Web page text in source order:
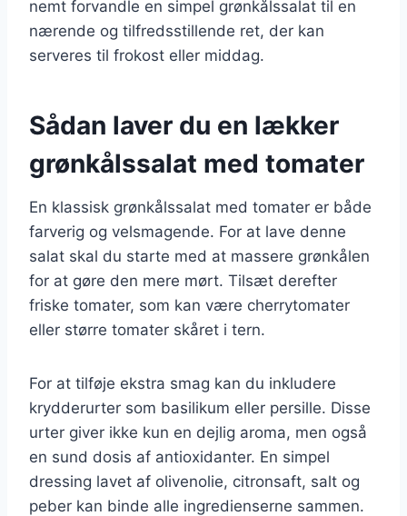
nemt forvandle en simpel grønkålssalat til en
nærende og tilfredsstillende ret, der kan
serveres til frokost eller middag.
Sådan laver du en lækker
grønkålssalat med tomater
En klassisk grønkålssalat med tomater er både
farverig og velsmagende. For at lave denne
salat skal du starte med at massere grønkålen
for at gøre den mere mørt. Tilsæt derefter
friske tomater, som kan være cherrytomater
eller større tomater skåret i tern.
For at tilføje ekstra smag kan du inkludere
krydderurter som basilikum eller persille. Disse
urter giver ikke kun en dejlig aroma, men også
en sund dosis af antioxidanter. En simpel
dressing lavet af olivenolie, citronsaft, salt og
peber kan binde alle ingredienserne sammen.